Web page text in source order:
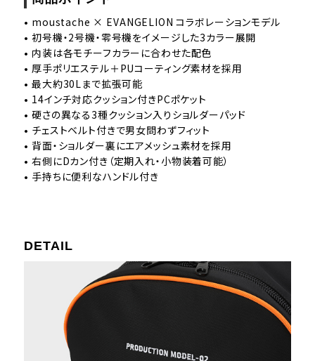
• moustache × EVANGELION コラボレーションモデル
• 初号機・2号機・零号機をイメージした3カラー展開
• 内装は各モチーフカラーに合わせた配色
• 厚手ポリエステル＋PUコーティング素材を採用
• 最大約30Lまで拡張可能
• 14インチ対応クッション付きPCポケット
• 硬さの異なる3種クッション入りショルダーパッド
• チェストベルト付きで男女問わずフィット
• 背面・ショルダー裏にエアメッシュ素材を採用
• 右側にDカン付き（定期入れ・小物装着可能）
• 手持ちに便利なハンドル付き
DETAIL